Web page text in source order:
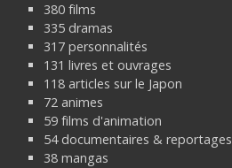
380 films
335 dramas
317 personnalités
131 livres et ouvrages
118 articles sur le Japon
72 animes
59 films d'animation
54 documentaires & reportages
38 mangas